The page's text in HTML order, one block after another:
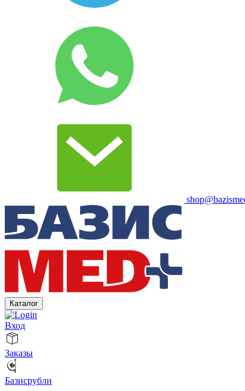
Каталог
Вход
Заказы
Базисрубли